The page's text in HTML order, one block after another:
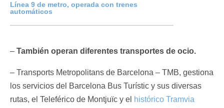
Línea 9 de metro, operada con trenes
automáticos
– También operan diferentes transportes de ocio.
– Transports Metropolitans de Barcelona – TMB, gestiona
los servicios del Barcelona Bus Turístic y sus diversas
rutas, el Teleférico de Montjuïc y el histórico Tramvia